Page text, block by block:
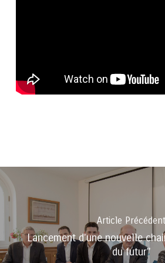
Article Précédent
Lancement d'une nouvelle
du futur"